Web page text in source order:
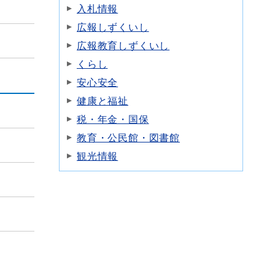
入札情報
広報しずくいし
広報教育しずくいし
くらし
安心安全
健康と福祉
税・年金・国保
教育・公民館・図書館
観光情報